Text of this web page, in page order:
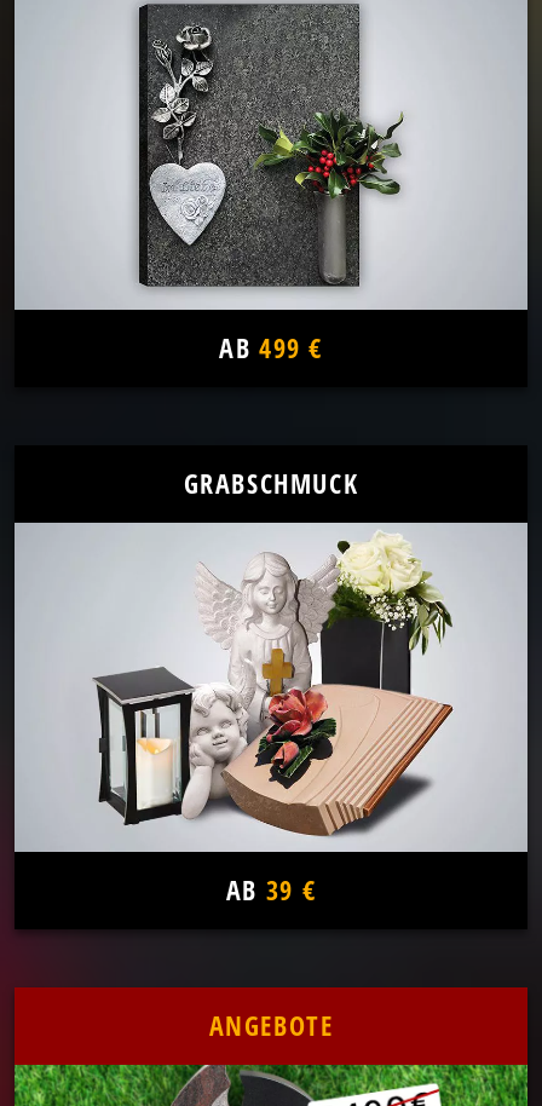
AB 499 €
GRABSCHMUCK
AB 39 €
ANGEBOTE